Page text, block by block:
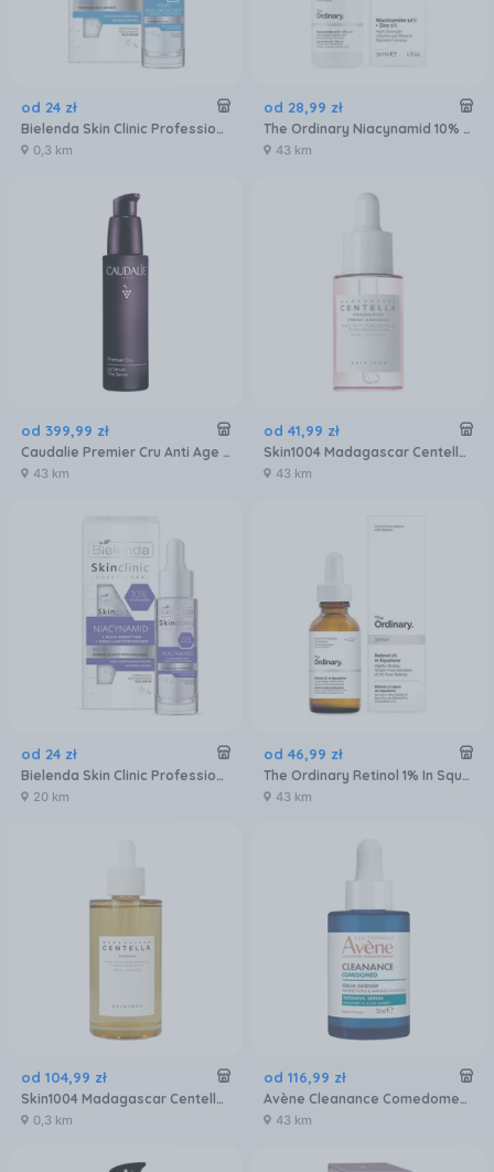
od 24 zł
Bielenda Skin Clinic Professional Kwas Hialuronowy Serum Nawilżająco Kojące 30 ml
0,3 km
od 28,99 zł
The Ordinary Niacynamid 10% + Cynk 1% Serum Przeciwko Niedoskonałościom Hydrators And Oils Niacinamide Zinc 30 ml
43 km
od 399,99 zł
Caudalie Premier Cru Anti Age Serum 30ml
43 km
od 41,99 zł
Skin1004 Madagascar Centella Poremizing Fresh Ampoule Serum Dla Cery Tłustej I Mieszanej Zmniejszające Widoczność Porów 30ml
43 km
od 24 zł
Bielenda Skin Clinic Professional Niacynamid Serum Normalizująco Wygładzające 30 ml
20 km
od 46,99 zł
The Ordinary Retinol 1% In Squalane Serum Do Twarzy Z Retinolem W Skwalanie 30 ml
43 km
od 104,99 zł
Skin1004 Madagascar Centella Ampoule Odżywcze serum do twarzy z wąkrotą azjatycką z Madagaskaru 100ml
0,3 km
od 116,99 zł
Avène Cleanance Comedomed Intensywne Serum Przeciw Niedoskonałościom Skóry Trądzikowej 30ml
43 km